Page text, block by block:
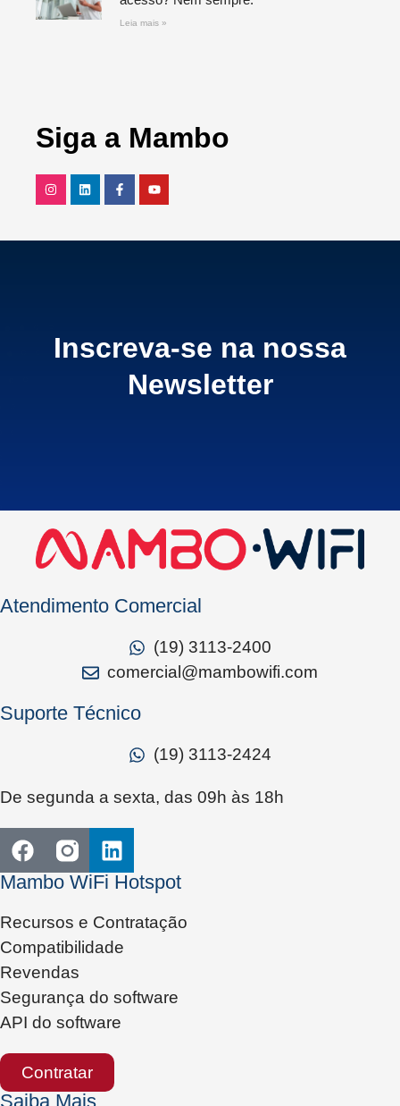
Leia mais »
Siga a Mambo
Inscreva-se na nossa
Newsletter
Atendimento Comercial
(19) 3113-2400
comercial@mambowifi.com
Suporte Técnico
(19) 3113-2424
De segunda a sexta, das 09h às 18h
Mambo WiFi Hotspot
Recursos e Contratação
Compatibilidade
Revendas
Segurança do software
API do software
Contratar
Saiba Mais